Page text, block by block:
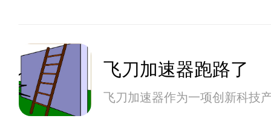
飞刀加速器跑路了
飞刀加速器作为一项创新科技